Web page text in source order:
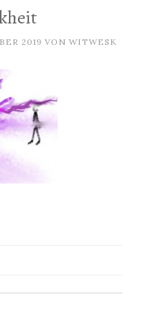
2019 VON WITWESK